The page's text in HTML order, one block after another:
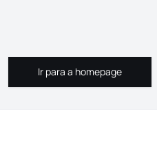
Ir para a homepage
Ir para a homepage